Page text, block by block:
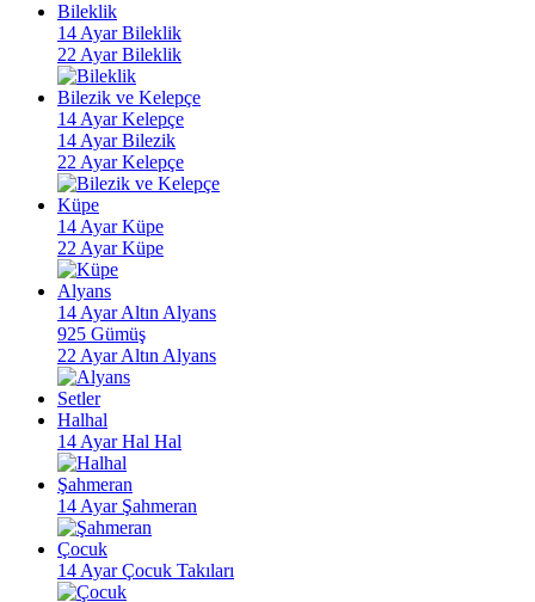
Bileklik
14 Ayar Bileklik
22 Ayar Bileklik
Bilezik ve Kelepçe
14 Ayar Kelepçe
14 Ayar Bilezik
22 Ayar Kelepçe
Küpe
14 Ayar Küpe
22 Ayar Küpe
Alyans
14 Ayar Altın Alyans
925 Gümüş
22 Ayar Altın Alyans
Setler
Halhal
14 Ayar Hal Hal
Şahmeran
14 Ayar Şahmeran
Çocuk
14 Ayar Çocuk Takıları